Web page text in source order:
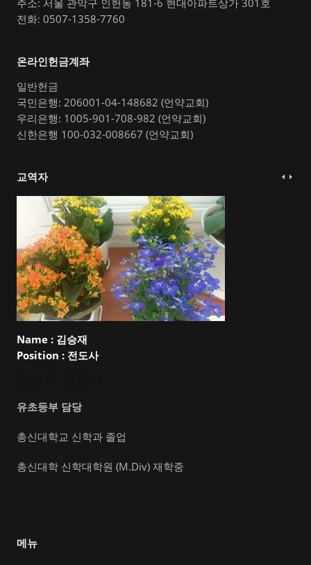
주소: 서울 관악구 인헌동 181-6 현대아파트상가 301호
전화: 0507-1358-7760
온라인헌금계좌
일반헌금
국민은행: 206001-04-148682 (언약교회)
우리은행: 1005-901-708-982 (언약교회)
신한은행 100-032-008667 (언약교회)
교역자
Name : 김승재
Position : 전도사
유초등부 담당
총신대학교 신학과 졸업
총신대학 신학대학원 (M.Div) 재학중
메뉴